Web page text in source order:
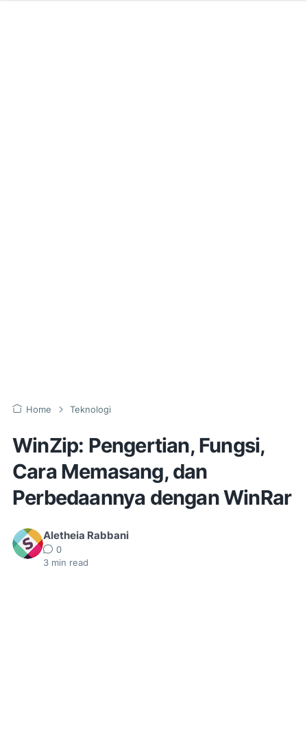
Home Teknologi
WinZip: Pengertian, Fungsi,
Cara Memasang, dan
Perbedaannya dengan WinRar
Aletheia Rabbani
0
3 min read